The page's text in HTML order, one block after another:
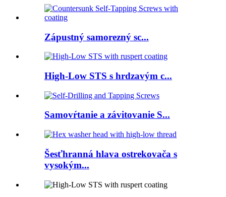
Zápustný samorezný sc...
High-Low STS s hrdzavým c...
Samovŕtanie a závitovanie S...
Šesťhranná hlava ostrekovača s
vysokým...